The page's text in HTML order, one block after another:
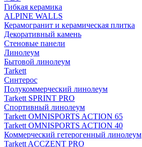
Гибкая керамика
ALPINE WALLS
Керамогранит и керамическая плитка
Декоративный камень
Стеновые панели
Линолеум
Бытовой линолеум
Tarkett
Синтерос
Полукоммерческий линолеум
Tarkett SPRINT PRO
Спортивный линолеум
Tarkett OMNISPORTS ACTION 65
Tarkett OMNISPORTS ACTION 40
Коммерческий гетерогенный линолеум
Tarkett ACCZENT PRO